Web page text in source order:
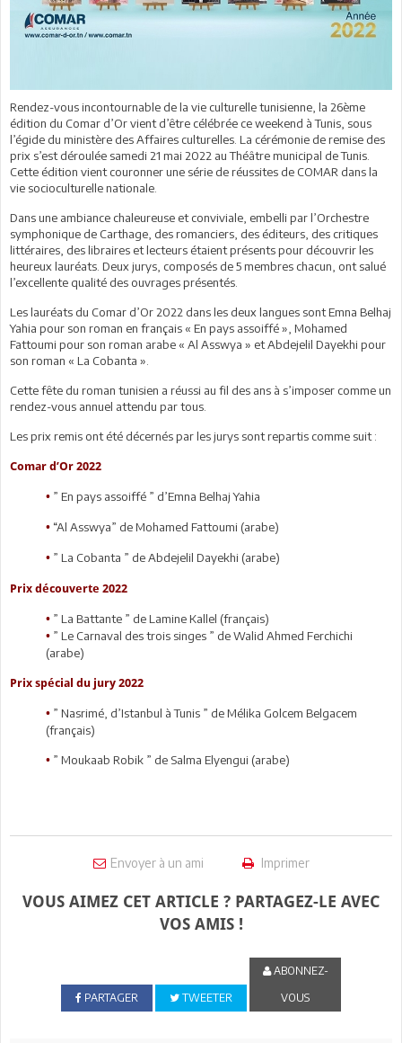
Rendez-vous incontournable de la vie culturelle tunisienne, la 26ème
édition du Comar d’Or vient d’être célébrée ce weekend à Tunis, sous
l’égide du ministère des Affaires culturelles. La cérémonie de remise des
prix s’est déroulée samedi 21 mai 2022 au Théâtre municipal de Tunis.
Cette édition vient couronner une série de réussites de COMAR dans la
vie socioculturelle nationale.
Dans une ambiance chaleureuse et conviviale, embelli par l’Orchestre
symphonique de Carthage, des romanciers, des éditeurs, des critiques
littéraires, des libraires et lecteurs étaient présents pour découvrir les
heureux lauréats. Deux jurys, composés de 5 membres chacun, ont salué
l’excellente qualité des ouvrages présentés.
Les lauréats du Comar d’Or 2022 dans les deux langues sont Emna Belhaj
Yahia pour son roman en français « En pays assoiffé », Mohamed
Fattoumi pour son roman arabe « Al Asswya » et Abdejelil Dayekhi pour
son roman « La Cobanta ».
Cette fête du roman tunisien a réussi au fil des ans à s’imposer comme un
rendez-vous annuel attendu par tous.
Les prix remis ont été décernés par les jurys sont repartis comme suit :
Comar d’Or 2022
• ” En pays assoiffé ” d’Emna Belhaj Yahia
• “Al Asswya” de Mohamed Fattoumi (arabe)
• ” La Cobanta ” de Abdejelil Dayekhi (arabe)
Prix découverte 2022
• ” La Battante ” de Lamine Kallel (français)
• ” Le Carnaval des trois singes ” de Walid Ahmed Ferchichi
(arabe)
Prix spécial du jury 2022
• ” Nasrimé, d’Istanbul à Tunis ” de Mélika Golcem Belgacem
(français)
• ” Moukaab Robik ” de Salma Elyengui (arabe)
Envoyer à un ami Imprimer
VOUS AIMEZ CET ARTICLE ? PARTAGEZ-LE AVEC
VOS AMIS !
PARTAGER TWEETER
ABONNEZ-
VOUS